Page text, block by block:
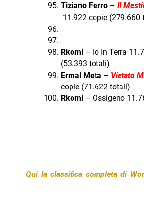
Tiziano Ferro– Il
11.922 copie (279.660
Rkomi– Io In Terra
(53.393 totali)
Ermal Meta – Vietato
copie (71.622 totali)
Rkomi – Ossigeno
Qui la classifica completa di